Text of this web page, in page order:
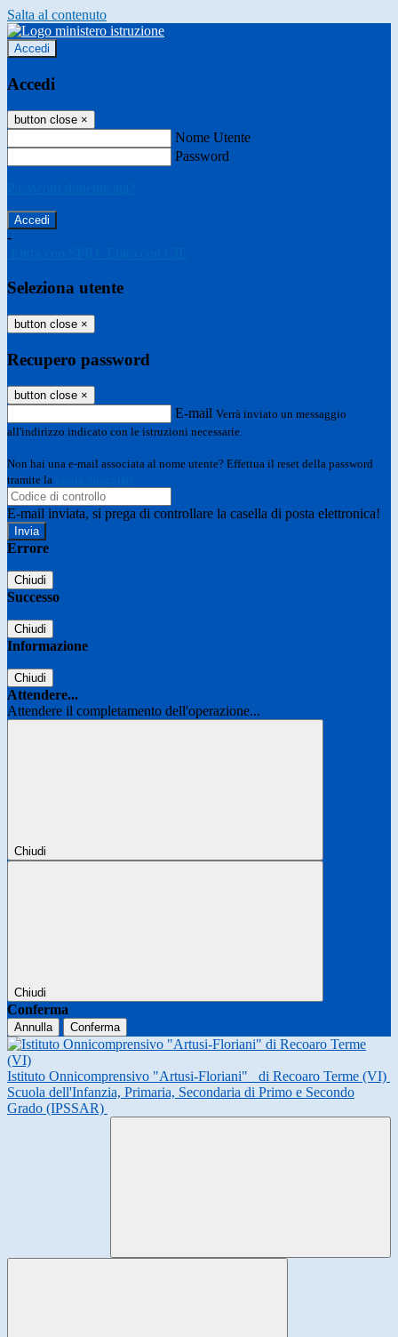
Salta al contenuto
Accedi
Accedi
button close ×
Nome Utente
Password
-
Seleziona utente
button close ×
Recupero password
button close ×
E-mail Verrà inviato un messaggio
all'indirizzo indicato con le istruzioni necessarie.
Non hai una e-mail associata al nome utente? Effettua il reset della password
tramite la
E-mail inviata, si prega di controllare la casella di posta elettronica!
Errore
Chiudi
Successo
Chiudi
Informazione
Chiudi
Attendere...
Attendere il completamento dell'operazione...
Chiudi
Chiudi
Conferma
Annulla Conferma
Istituto Onnicomprensivo "Artusi-Floriani"
di Recoaro Terme (VI)
Scuola dell'Infanzia, Primaria, Secondaria di Primo e Secondo
Grado (IPSSAR)